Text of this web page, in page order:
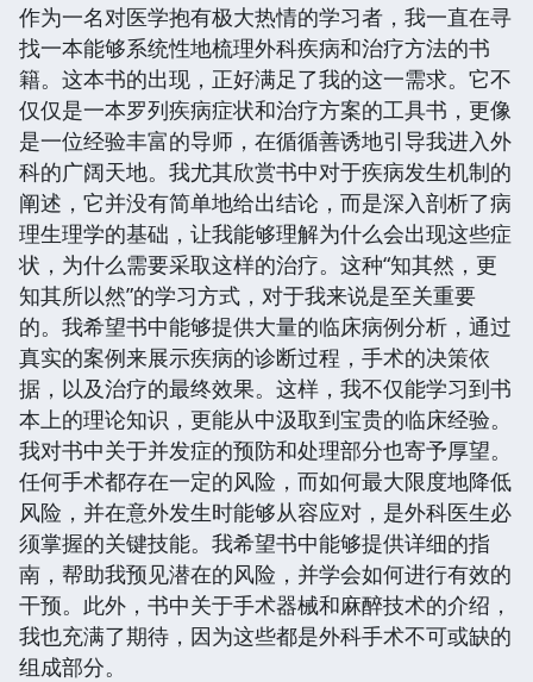
作为一名对医学抱有极大热情的学习者，我一直在寻
找一本能够系统性地梳理外科疾病和治疗方法的书
籍。这本书的出现，正好满足了我的这一需求。它不
仅仅是一本罗列疾病症状和治疗方案的工具书，更像
是一位经验丰富的导师，在循循善诱地引导我进入外
科的广阔天地。我尤其欣赏书中对于疾病发生机制的
阐述，它并没有简单地给出结论，而是深入剖析了病
理生理学的基础，让我能够理解为什么会出现这些症
状，为什么需要采取这样的治疗。这种“知其然，更
知其所以然”的学习方式，对于我来说是至关重要
的。我希望书中能够提供大量的临床病例分析，通过
真实的案例来展示疾病的诊断过程，手术的决策依
据，以及治疗的最终效果。这样，我不仅能学习到书
本上的理论知识，更能从中汲取到宝贵的临床经验。
我对书中关于并发症的预防和处理部分也寄予厚望。
任何手术都存在一定的风险，而如何最大限度地降低
风险，并在意外发生时能够从容应对，是外科医生必
须掌握的关键技能。我希望书中能够提供详细的指
南，帮助我预见潜在的风险，并学会如何进行有效的
干预。此外，书中关于手术器械和麻醉技术的介绍，
我也充满了期待，因为这些都是外科手术不可或缺的
组成部分。